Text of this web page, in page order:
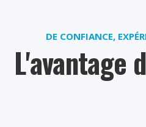
DE CONFIANCE,
L'avantage